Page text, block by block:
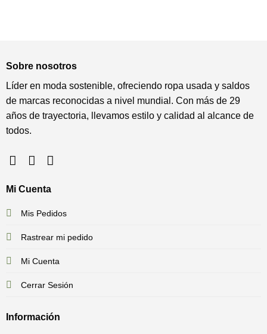
Sobre nosotros
Líder en moda sostenible, ofreciendo ropa usada y saldos
de marcas reconocidas a nivel mundial. Con más de 29
años de trayectoria, llevamos estilo y calidad al alcance de
todos.
Mi Cuenta
Mis Pedidos
Rastrear mi pedido
Mi Cuenta
Cerrar Sesión
Información